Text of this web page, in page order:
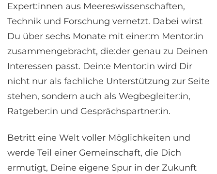
Expert:innen aus Meereswissenschaften,
Technik und Forschung vernetzt. Dabei wirst
Du über sechs Monate mit einer:m Mentor:in
zusammengebracht, die:der genau zu Deinen
Interessen passt. Dein:e Mentor:in wird Dir
nicht nur als fachliche Unterstützung zur Seite
stehen, sondern auch als Wegbegleiter:in,
Ratgeber:in und Gesprächspartner:in.
Betritt eine Welt voller Möglichkeiten und
werde Teil einer Gemeinschaft, die Dich
ermutigt, Deine eigene Spur in der Zukunft